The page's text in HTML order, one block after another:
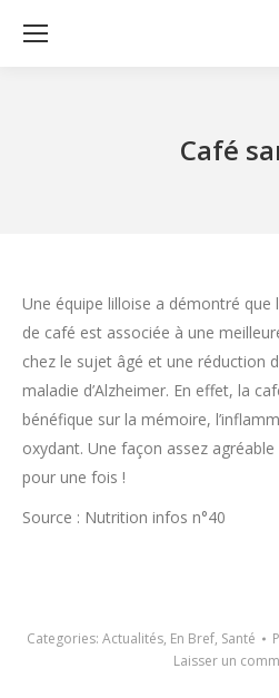
Café
Une équipe lilloise a démontré
de café est associée à une
chez le sujet âgé et une réduction
maladie d’Alzheimer. En effet, la
bénéfique sur la mémoire,
oxydant. Une façon assez
pour une fois !
Source : Nutrition infos n°40
Categories: Actualités, En Bref, Santé
Laisser un